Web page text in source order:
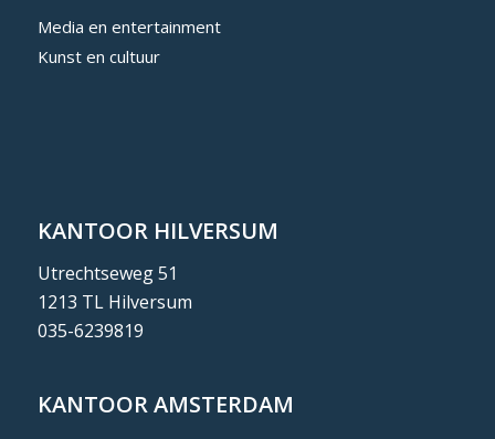
Media en entertainment
Kunst en cultuur
KANTOOR HILVERSUM
Utrechtseweg 51
1213 TL Hilversum
035-6239819
KANTOOR AMSTERDAM